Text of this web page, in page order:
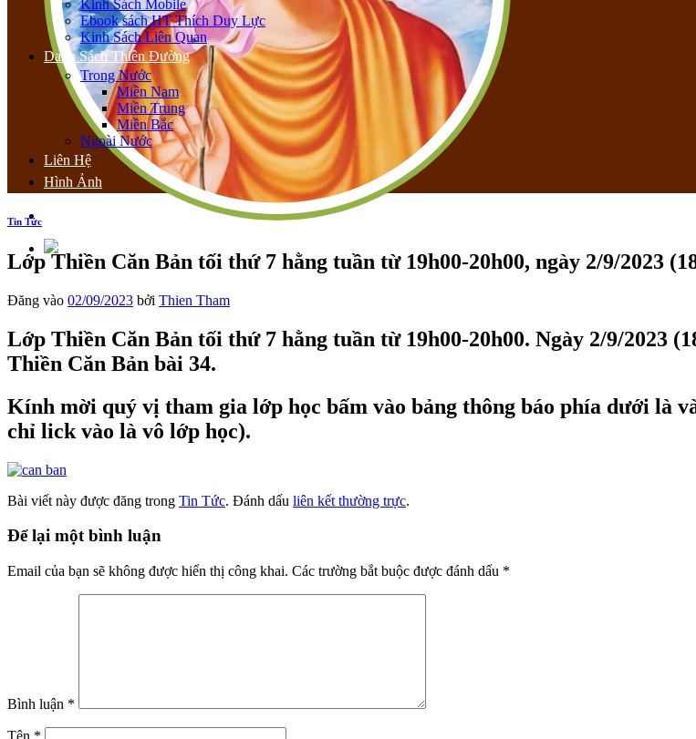
Kinh Sách Mobile
Ebook sách HT Thích Duy Lực
Kinh Sách Liên Quan
Danh Sách Thiền Đường
Trong Nước
Miền Nam
Miền Trung
Miền Bắc
Ngoài Nước
Liên Hệ
Hình Ảnh
Tin Tức
Lớp Thiền Căn Bản tối thứ 7 hằng tuần từ 19h00-20h00, ngày 2/9/2023
Đăng vào 02/09/2023 bởi Thien Tham
Lớp Thiền Căn Bản tối thứ 7 hằng tuần từ 19h00-20h00. Ngày 2/9/2023
Thiền Căn Bản bài 34.
Kính mời quý vị tham gia lớp học bấm vào bảng thông báo phía dưới là
chỉ lick vào là vô lớp học).
Bài viết này được đăng trong Tin Tức. Đánh dấu liên kết thường trực.
Để lại một bình luận
Email của bạn sẽ không được hiển thị công khai. Các trường bắt buộc được đánh dấu *
Bình luận *
Tên *